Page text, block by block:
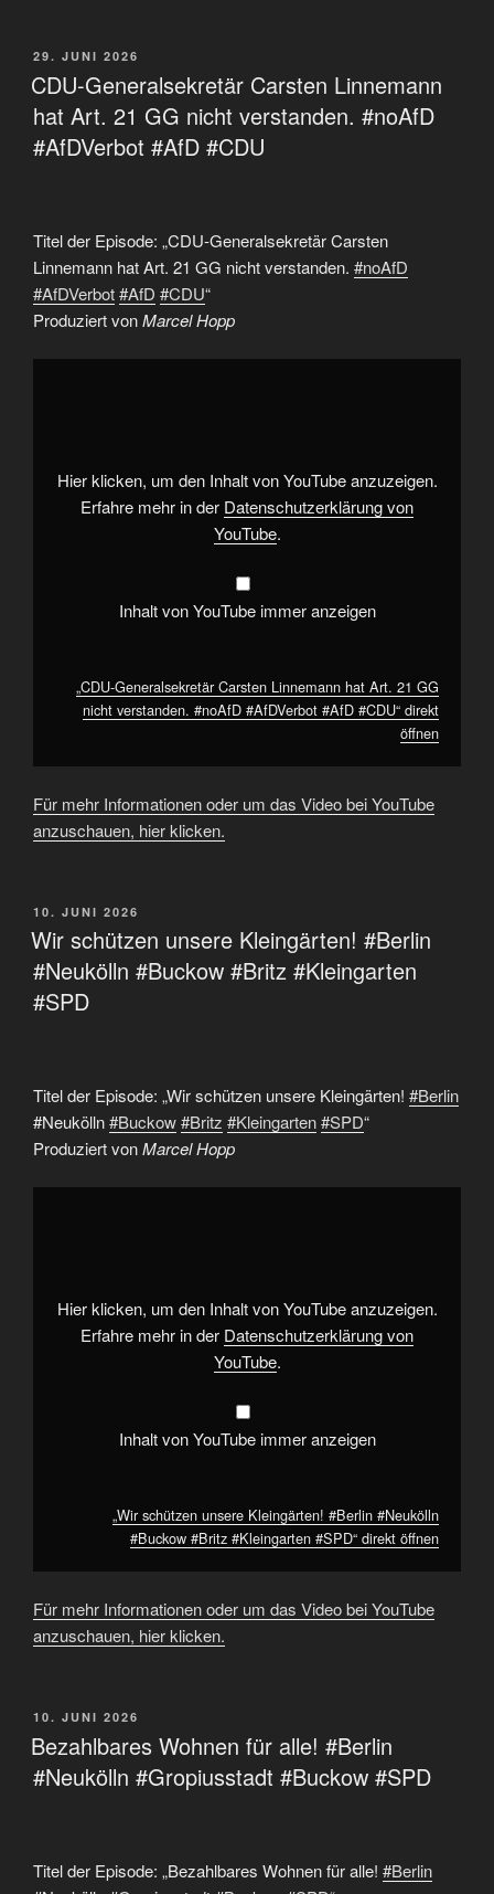
VERÖFFENTLICHT
AM
29. JUNI 2026
CDU-Generalsekretär Carsten Linnemann
hat Art. 21 GG nicht verstanden. #noAfD
#AfDVerbot #AfD #CDU
Titel der Episode: „CDU-Generalsekretär Carsten
Linnemann hat Art. 21 GG nicht verstanden. #noAfD
#AfDVerbot#AfD #CDU“
Produziert vonMarcel Hopp
„CDU-
nicht
verstanden.
#noAfD
Hier klicken, um den Inhalt von YouTube anzuzeigen.
Erfahre mehr in der Datenschutzerklärung von
YouTube.
Inhalt von YouTube immer anzeigen
„CDU-Generalsekretär Carsten Linnemann hat Art. 21 GG
nicht verstanden. #noAfD #AfDVerbot #AfD #CDU“ direkt
öffnen
Für mehr Informationen oder um das Video bei YouTube
anzuschauen, hier klicken.
VERÖFFENTLICHT
AM
10. JUNI 2026
Wir schützen unsere Kleingärten! #Berlin
#Neukölln #Buckow #Britz #Kleingarten
#SPD
Titel der Episode: „Wir schützen unsere Kleingärten! #Berlin
#Neukölln#Buckow#Britz #Kleingarten#SPD“
Produziert vonMarcel Hopp
„Wir
#Britz
#Kleingarten
Hier klicken, um den Inhalt von YouTube anzuzeigen.
Erfahre mehr in der Datenschutzerklärung von
YouTube.
Inhalt von YouTube immer anzeigen
„Wir schützen unsere Kleingärten! #Berlin #Neukölln
#Buckow #Britz #Kleingarten #SPD“ direkt öffnen
Für mehr Informationen oder um das Video bei YouTube
anzuschauen, hier klicken.
VERÖFFENTLICHT
AM
10. JUNI 2026
Bezahlbares Wohnen für alle! #Berlin
#Neukölln #Gropiusstadt #Buckow #SPD
Titel der Episode: „Bezahlbares Wohnen für alle! #Berlin